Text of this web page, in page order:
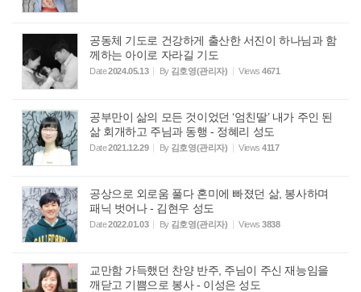
공동체 기도로 건강하게 출산한 서진이 하나님과 함
께하는 아이로 자라길 기도
Date2024.05.13 By 김호영(관리자) Views 4671
공부만이 삶의 모든 것이었던 ‘엄친딸’ 내가 주인 된
삶 회개하고 주님과 동행 - 정혜리 성도
Date2021.12.29 By 김호영(관리자) Views 4117
공상으로 외로움 풀다 혼미에 빠졌던 삶, 봉사하며
패닉 벗어나 - 김현우 성도
Date2022.01.03 By 김호영(관리자) Views 3838
교만함 가득했던 찬양 반주, 주님이 주신 재능임을
깨닫고 기쁨으로 봉사 - 이성은 성도